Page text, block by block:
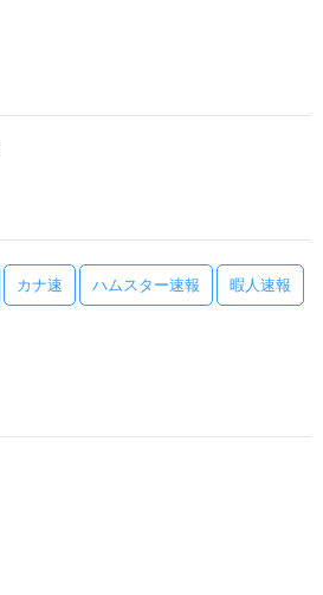
カナ速 ハムスター速報 暇人速報